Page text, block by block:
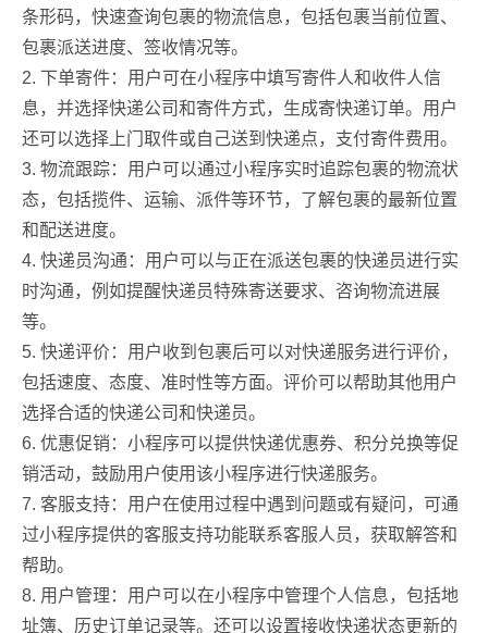
条形码，快速查询包裹的物流信息，包括包裹当前位置、
包裹派送进度、签收情况等。
2. 下单寄件：用户可在小程序中填写寄件人和收件人信
息，并选择快递公司和寄件方式，生成寄快递订单。用户
还可以选择上门取件或自己送到快递点，支付寄件费用。
3. 物流跟踪：用户可以通过小程序实时追踪包裹的物流状
态，包括揽件、运输、派件等环节，了解包裹的最新位置
和配送进度。
4. 快递员沟通：用户可以与正在派送包裹的快递员进行实
时沟通，例如提醒快递员特殊寄送要求、咨询物流进展
等。
5. 快递评价：用户收到包裹后可以对快递服务进行评价，
包括速度、态度、准时性等方面。评价可以帮助其他用户
选择合适的快递公司和快递员。
6. 优惠促销：小程序可以提供快递优惠券、积分兑换等促
销活动，鼓励用户使用该小程序进行快递服务。
7. 客服支持：用户在使用过程中遇到问题或有疑问，可通
过小程序提供的客服支持功能联系客服人员，获取解答和
帮助。
8. 用户管理：用户可以在小程序中管理个人信息，包括地
址簿、历史订单记录等。还可以设置接收快递状态更新的